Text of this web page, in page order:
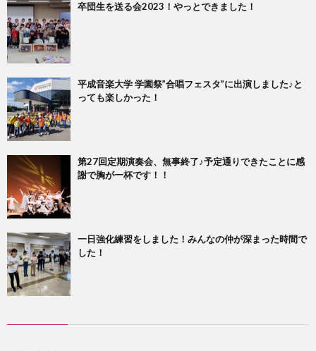
卒団生を送る会2023！やっとできました！
平成音楽大学 学園祭”合唱フェスタ”に出演しました♪と
っても楽しかった！
第27回定期演奏会、無事終了♪予定通りできたことに感
謝で胸が一杯です！！
一日強化練習をしました！みんなの仲が深まった時間で
した！